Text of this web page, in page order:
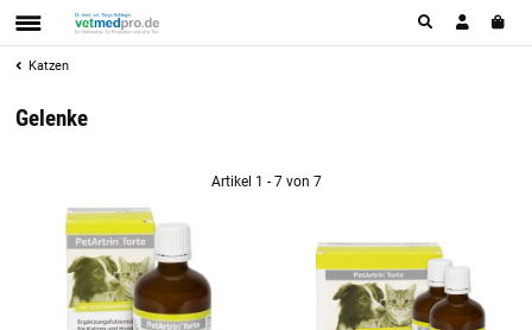
Katzen
Gelenke
Artikel 1 - 7 von 7